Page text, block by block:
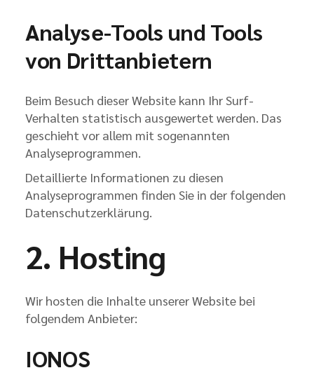
Analyse-Tools und Tools
von Dritt­anbietern
Beim Besuch dieser Website kann Ihr Surf-
Verhalten statistisch ausgewertet werden. Das
geschieht vor allem mit sogenannten
Analyseprogrammen.
Detaillierte Informationen zu diesen
Analyseprogrammen finden Sie in der folgenden
Datenschutzerklärung.
2. Hosting
Wir hosten die Inhalte unserer Website bei
folgendem Anbieter:
IONOS